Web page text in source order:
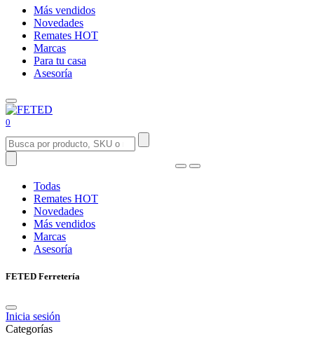
Más vendidos
Novedades
Remates HOT
Marcas
Para tu casa
Asesoría
0
Todas
Remates HOT
Novedades
Más vendidos
Marcas
Asesoría
FETED Ferretería
Inicia sesión
Categorías